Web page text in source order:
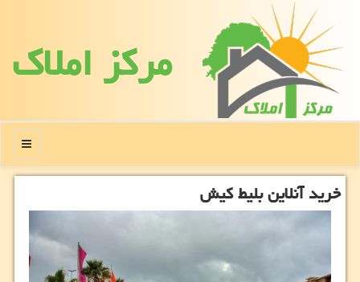
مركز املاك
منو
خرید آنلاین بلیط كیش